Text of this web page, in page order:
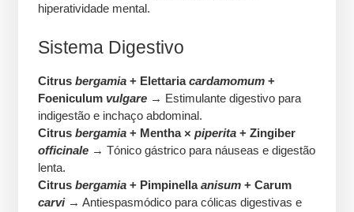
hiperatividade mental.
Sistema Digestivo
Citrus bergamia + Elettariacardamomum +
Foeniculum vulgare → Estimulante digestivo para
indigestão e inchaço abdominal.
Citrus bergamia + Mentha × piperita + Zingiber
officinale → Tónico gástrico para náuseas e digestão
lenta.
Citrus bergamia + Pimpinellaanisum + Carum
carvi→ Antiespasmódico para cólicas digestivas e